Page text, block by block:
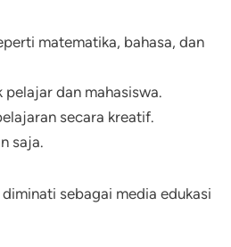
matematika, bahasa, dan
dan mahasiswa.
secara kreatif.
saja.
sebagai media edukasi